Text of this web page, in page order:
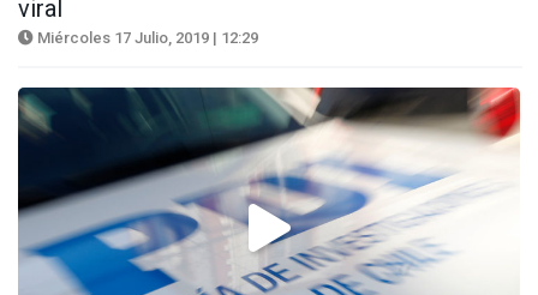
viral
Miércoles 17 Julio, 2019 | 12:29